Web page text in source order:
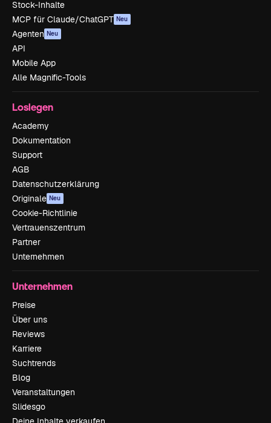
Stock-Inhalte
MCP für Claude/ChatGPT Neu
Agenten Neu
API
Mobile App
Alle Magnific-Tools
Loslegen
Academy
Dokumentation
Support
AGB
Datenschutzerklärung
Originale Neu
Cookie-Richtlinie
Vertrauenszentrum
Partner
Unternehmen
Unternehmen
Preise
Über uns
Reviews
Karriere
Suchtrends
Blog
Veranstaltungen
Slidesgo